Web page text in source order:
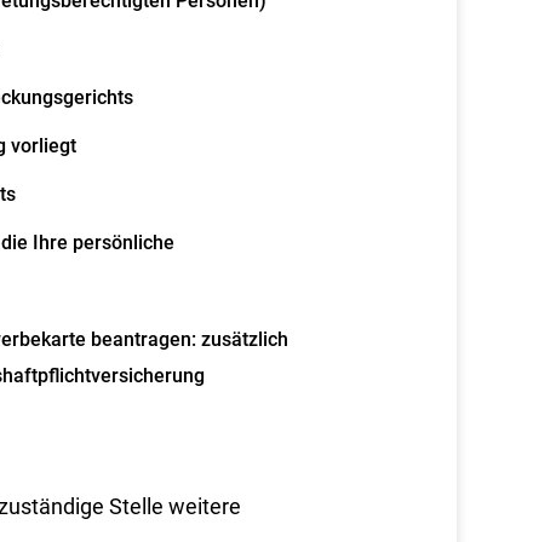
vorliegt
Ihre persönliche
beantragen: zusätzlich
Stelle weitere